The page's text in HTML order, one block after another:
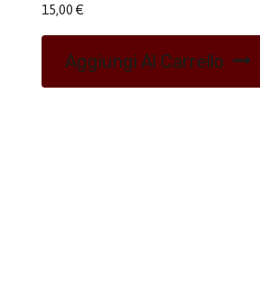
15,00 €
Aggiungi Al Carrello